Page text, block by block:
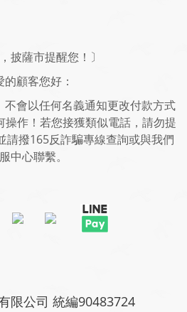
披薩市提醒您！〕
的顧客您好：
不會以任何名義通知更改付款方式
操作！若您接獲類似電話，請勿提
請撥165反詐騙專線查詢或與我們
中心聯繫。
限公司 統編90483724